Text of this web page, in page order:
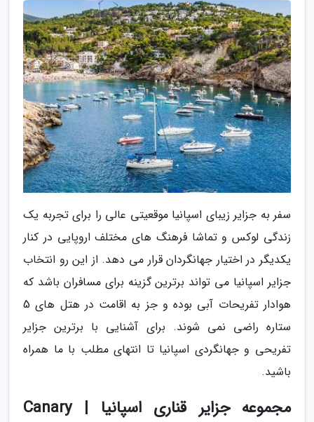
سفر به جزایر زیبای اسپانیا موقعیتی عالی را برای تجربه یک
زندگی لوکس و تماشا فرهنگ های مختلف اروپایی در کنار
یکدیگر در اختیار جهانگردان قرار می دهد. از این رو انتخاب
جزایر اسپانیا می تواند برترین گزینه برای مسافران باشد که
هوادار تفریحات آبی بوده و جز به اقامت در هتل های 5
ستاره راضی نمی شوند. برای آشنایی با برترین جزایر
تفریحی و جهانگردی اسپانیا تا انتهای مطلب با ما همراه
باشید.
مجموعه جزایر قناری اسپانیا | Canary